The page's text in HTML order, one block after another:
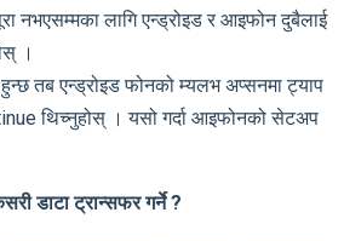
नभएसम्मका लागि एन्ड्रोइड र आइफोन दुबैलाई
।
तब एन्ड्रोइड फोनको म्यलभ अप्सनमा ट्याप
थिच्नुहोस् । यसो गर्दा आइफोनको सेटअप
डाटा ट्रान्सफर गर्ने ?